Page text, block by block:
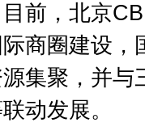
前，北京
商圈建设，
集聚，并与
动发展。